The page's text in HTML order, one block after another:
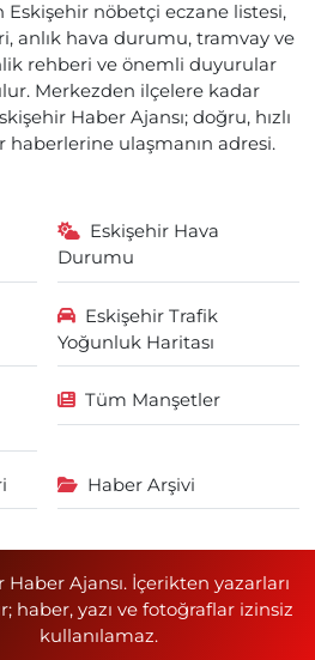
Eskişehir nöbetçi eczane listesi,
anlık hava durumu, tramvay ve
rehberi ve önemli duyurular
Merkezden ilçelere kadar
Haber Ajansı; doğru, hızlı
haberlerine ulaşmanın adresi.
Eskişehir Hava
Durumu
Eskişehir Trafik
Yoğunluk Haritası
Tüm Manşetler
Haber Arşivi
Haber Ajansı. İçerikten yazarları
haber, yazı ve fotoğraflar izinsiz
kullanılamaz.